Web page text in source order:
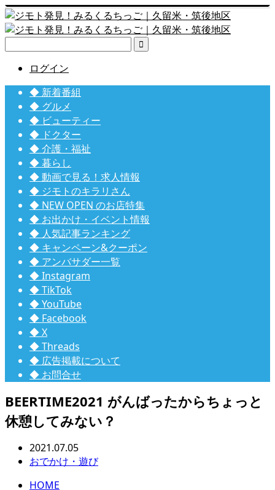

ログイン
◆ 新着番組
◆ グルメ
◆ ビューティー
◆ ドクター
◆ 介護・福祉
◆ 暮らし
◆ 動画で見る！求人情報
◆ ジモトのキラリさん
◆ NEW OPEN のお店特集
◆ お出かけ・イベント情報
◆ 人気記事ランキング
◆ キャンペーン&クーポン
◆ アンバサダー一覧
◆ Instagram
◆ TikTok
◆ YouTube
◆ Facebook
◆ X
◆ Threads
◆ 広告掲載について
◆ お問合せ
BEERTIME2021 がんばったからちょっと
休憩してみない？
2021.07.05
おでかけ・遊び
HOME